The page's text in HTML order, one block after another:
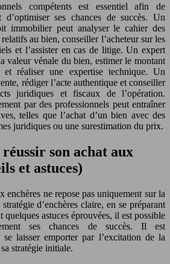
compétents est essentiel afin de
ses chances de succès. Un
immobilier peut analyser le cahier des
au bien, conseiller l’acheteur sur les
et l’assister en cas de litige. Un expert
valeur vénale du bien, estimer le montant
et réaliser une expertise technique. Un
rédiger l’acte authentique et conseiller
juridiques et fiscaux de l’opération.
par des professionnels peut entraîner
telles que l’achat d’un bien avec des
juridiques ou une surestimation du prix.
son achat aux
et astuces)
enchères ne repose pas uniquement sur la
d’enchères claire, en se préparant
quelques astuces éprouvées, il est possible
ses chances de succès. Il est
laisser emporter par l’excitation de la
stratégie initiale.